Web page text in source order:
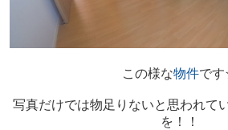
この様な物件で
写真だけでは物足りないと思われて
を！！